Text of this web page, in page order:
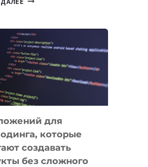
ПОЛЕЗНЫХ
ИНСТРУМЕНТОВ
ДЛЯ
РАБОТЫ
для
которые
создавать
без сложного